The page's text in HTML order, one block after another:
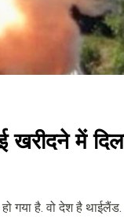
में
गया है. वो देश है